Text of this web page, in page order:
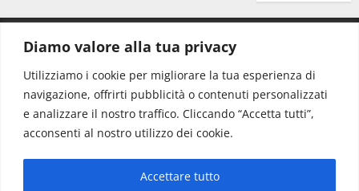
Diamo valore alla tua privacy
Utilizziamo i cookie per migliorare la tua esperienza di
navigazione, offrirti pubblicità o contenuti personalizzati
e analizzare il nostro traffico. Cliccando “Accetta tutti”,
acconsenti al nostro utilizzo dei cookie.
Accettare tutto
Redazione: redazione@www.martinasera.it
Direttore:direttore@www.martinasera.it
Info & Commerciale:info@www.martinasera.it